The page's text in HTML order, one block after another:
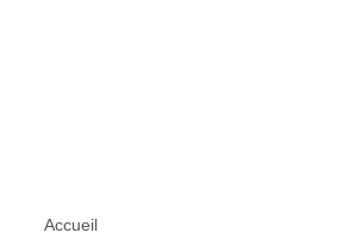
Accueil